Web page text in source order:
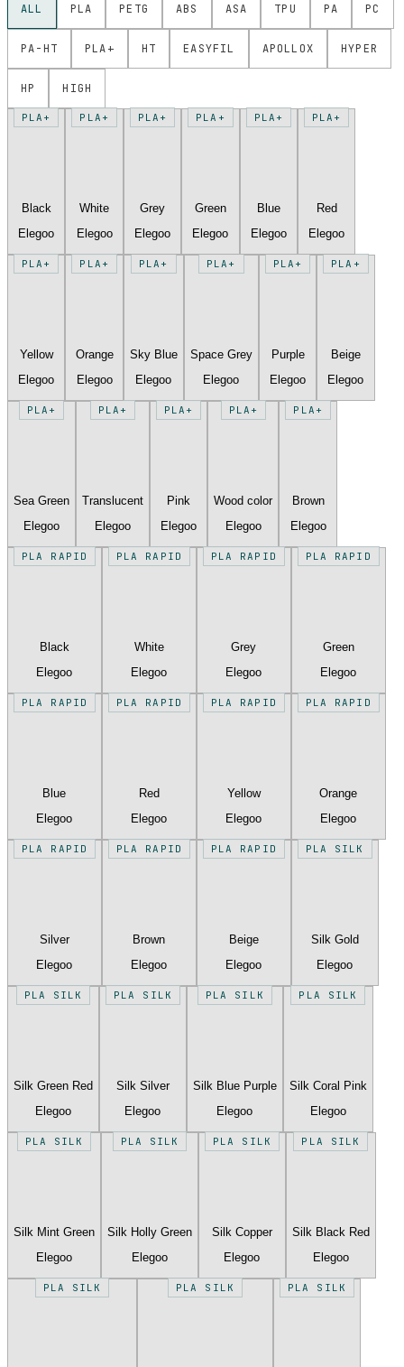
ALL PLA PETG ABS ASA TPU PA PC
PA-HT PLA+ HT EASYFIL APOLLOX HYPER
HP HIGH
PLA+
Black
Elegoo
PLA+
White
Elegoo
PLA+
Grey
Elegoo
PLA+
Green
Elegoo
PLA+
Blue
Elegoo
PLA+
Red
Elegoo
PLA+
Yellow
Elegoo
PLA+
Orange
Elegoo
PLA+
Sky Blue
Elegoo
PLA+
Space Grey
Elegoo
PLA+
Purple
Elegoo
PLA+
Beige
Elegoo
PLA+
Sea Green
Elegoo
PLA+
Translucent
Elegoo
PLA+
Pink
Elegoo
PLA+
Wood color
Elegoo
PLA+
Brown
Elegoo
PLA RAPID
Black
Elegoo
PLA RAPID
White
Elegoo
PLA RAPID
Grey
Elegoo
PLA RAPID
Green
Elegoo
PLA RAPID
Blue
Elegoo
PLA RAPID
Red
Elegoo
PLA RAPID
Yellow
Elegoo
PLA RAPID
Orange
Elegoo
PLA RAPID
Silver
Elegoo
PLA RAPID
Brown
Elegoo
PLA RAPID
Beige
Elegoo
PLA SILK
Silk Gold
Elegoo
PLA SILK
Silk Green Red
Elegoo
PLA SILK
Silk Silver
Elegoo
PLA SILK
Silk Blue Purple
Elegoo
PLA SILK
Silk Coral Pink
Elegoo
PLA SILK
Silk Mint Green
Elegoo
PLA SILK
Silk Holly Green
Elegoo
PLA SILK
Silk Copper
Elegoo
PLA SILK
Silk Black Red
Elegoo
PLA SILK PLA SILK PLA SILK